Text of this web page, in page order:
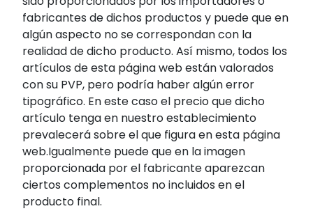
fabricantes de dichos productos y puede que en
algún aspecto no se correspondan con la
realidad de dicho producto. Así mismo, todos los
artículos de esta página web están valorados
con su PVP, pero podría haber algún error
tipográfico. En este caso el precio que dicho
artículo tenga en nuestro establecimiento
prevalecerá sobre el que figura en esta página
web.Igualmente puede que en la imagen
proporcionada por el fabricante aparezcan
ciertos complementos no incluidos en el
producto final.